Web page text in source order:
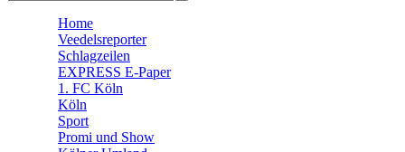
🛒 Shoppingwelt
Home
Veedelsreporter
Schlagzeilen
EXPRESS E-Paper
1. FC Köln
Köln
Sport
Promi und Show